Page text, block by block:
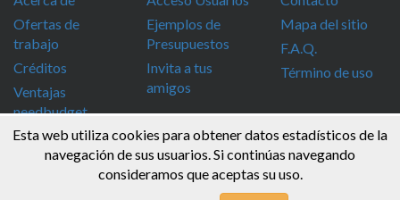
Esta web utiliza cookies para obtener datos estadísticos de la
navegación de sus usuarios. Si continúas navegando
consideramos que aceptas su uso.
Ofertas de
trabajo
Créditos
Ventajas
needbudget
Ejemplos de
Presupuestos
Invita a tus
amigos
Mapa del sitio
F.A.Q.
Término de uso
info@needbudget.com
968 862 247
© Needbudget 2015 - 2026 . Todos los derechos reservados